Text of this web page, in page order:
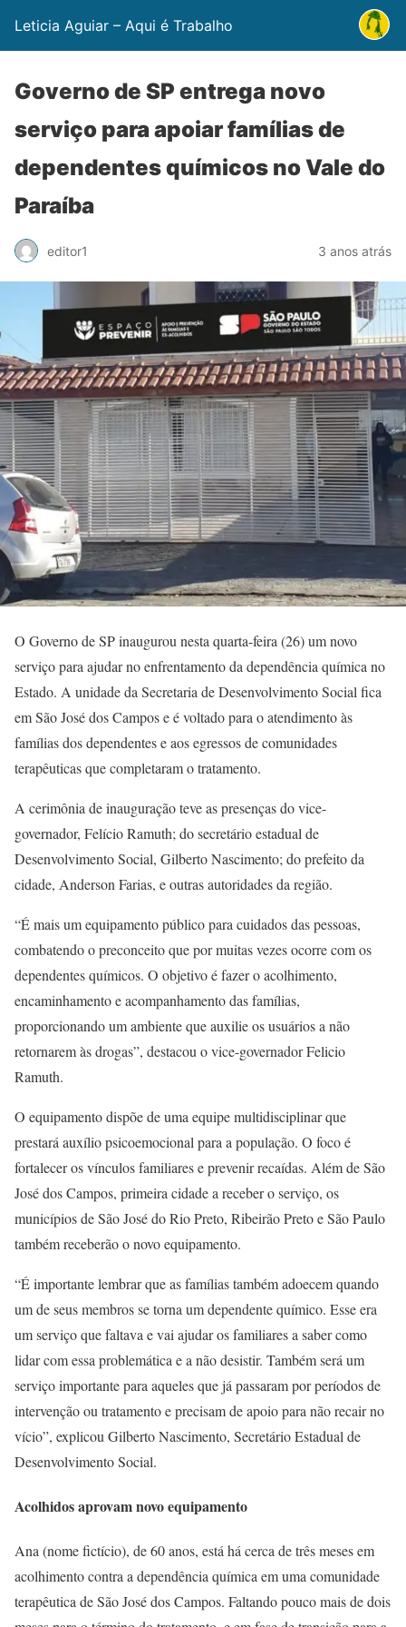
Leticia Aguiar – Aqui é Trabalho
Governo de SP entrega novo
serviço para apoiar famílias de
dependentes químicos no Vale do
Paraíba
editor1 3 anos atrás
O Governo de SP inaugurou nesta quarta-feira (26) um novo
serviço para ajudar no enfrentamento da dependência química no
Estado. A unidade da Secretaria de Desenvolvimento Social fica
em São José dos Campos e é voltado para o atendimento às
famílias dos dependentes e aos egressos de comunidades
terapêuticas que completaram o tratamento.
A cerimônia de inauguração teve as presenças do vice-
governador, Felício Ramuth; do secretário estadual de
Desenvolvimento Social, Gilberto Nascimento; do prefeito da
cidade, Anderson Farias, e outras autoridades da região.
“É mais um equipamento público para cuidados das pessoas,
combatendo o preconceito que por muitas vezes ocorre com os
dependentes químicos. O objetivo é fazer o acolhimento,
encaminhamento e acompanhamento das famílias,
proporcionando um ambiente que auxilie os usuários a não
retornarem às drogas”, destacou o vice-governador Felicio
Ramuth.
O equipamento dispõe de uma equipe multidisciplinar que
prestará auxílio psicoemocional para a população. O foco é
fortalecer os vínculos familiares e prevenir recaídas. Além de São
José dos Campos, primeira cidade a receber o serviço, os
municípios de São José do Rio Preto, Ribeirão Preto e São Paulo
também receberão o novo equipamento.
“É importante lembrar que as famílias também adoecem quando
um de seus membros se torna um dependente químico. Esse era
um serviço que faltava e vai ajudar os familiares a saber como
lidar com essa problemática e a não desistir. Também será um
serviço importante para aqueles que já passaram por períodos de
intervenção ou tratamento e precisam de apoio para não recair no
vício”, explicou Gilberto Nascimento, Secretário Estadual de
Desenvolvimento Social.
Acolhidos aprovam novo equipamento
Ana (nome fictício), de 60 anos, está há cerca de três meses em
acolhimento contra a dependência química em uma comunidade
terapêutica de São José dos Campos. Faltando pouco mais de dois